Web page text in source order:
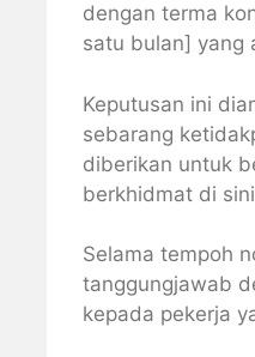
dengan terma
satu bulan] yang
Keputusan ini
sebarang
diberikan untuk
berkhidmat di
Selama tempoh
tanggungjawab
kepada pekerja